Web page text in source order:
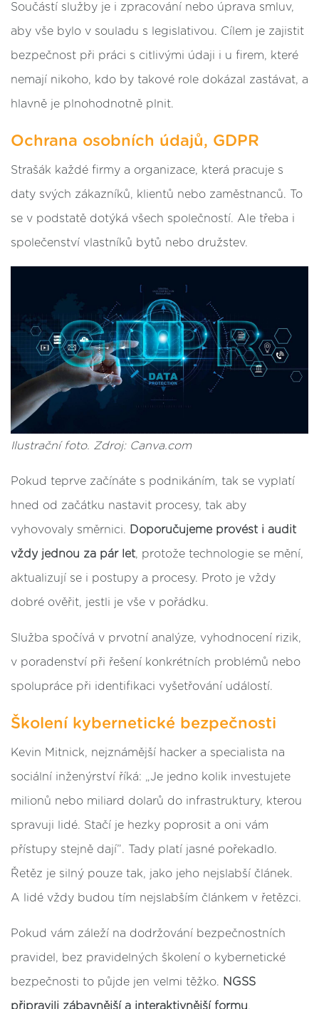
Součástí služby je i zpracování nebo úprava smluv,
aby vše bylo v souladu s legislativou. Cílem je zajistit
bezpečnost při práci s citlivými údaji i u firem, které
nemají nikoho, kdo by takové role dokázal zastávat, a
hlavně je plnohodnotně plnit.
Ochrana osobních údajů, GDPR
Strašák každé firmy a organizace, která pracuje s
daty svých zákazníků, klientů nebo zaměstnanců. To
se v podstatě dotýká všech společností. Ale třeba i
společenství vlastníků bytů nebo družstev.
Ilustrační foto. Zdroj: Canva.com
Pokud teprve začínáte s podnikáním, tak se vyplatí
hned od začátku nastavit procesy, tak aby
vyhovovaly směrnici. Doporučujeme provést i audit
vždy jednou za pár let, protože technologie se mění,
aktualizují se i postupy a procesy. Proto je vždy
dobré ověřit, jestli je vše v pořádku.
Služba spočívá v prvotní analýze, vyhodnocení rizik,
v poradenství při řešení konkrétních problémů nebo
spolupráce při identifikaci vyšetřování událostí.
Školení kybernetické bezpečnosti
Kevin Mitnick, nejznámější hacker a specialista na
sociální inženýrství říká: „Je jedno kolik investujete
milionů nebo miliard dolarů do infrastruktury, kterou
spravuji lidé. Stačí je hezky poprosit a oni vám
přístupy stejně dají”. Tady platí jasné pořekadlo.
Řetěz je silný pouze tak, jako jeho nejslabší článek.
A lidé vždy budou tím nejslabším článkem v řetězci.
Pokud vám záleží na dodržování bezpečnostních
pravidel, bez pravidelných školení o kybernetické
bezpečnosti to půjde jen velmi těžko. NGSS
připravili zábavnější a interaktivnější formu,